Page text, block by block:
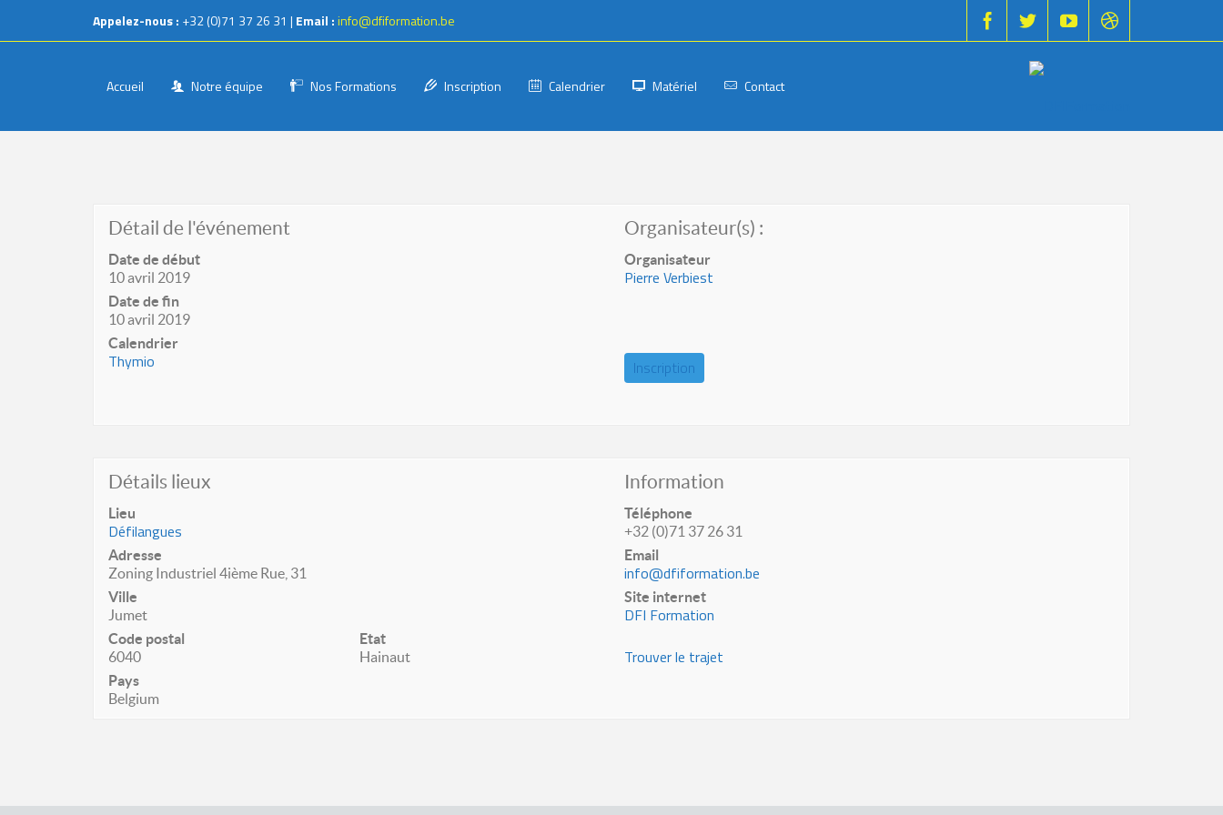
Appelez-nous : +32 (0)71 37 26 31 | Email :info@dfiformation.be
Accueil Notre équipe Nos Formations Inscription Calendrier Matériel Contact
Détail de l'événement
Date de début
10 avril 2019
Date de fin
10 avril 2019
Calendrier
Thymio
Organisateur(s) :
Organisateur
Pierre Verbiest
Inscription
Détails lieux
Lieu
Défilangues
Adresse
Zoning Industriel 4ième Rue, 31
Ville
Jumet
Code postal
6040
Etat
Hainaut
Pays
Belgium
Information
Téléphone
+32 (0)71 37 26 31
Email
info@dfiformation.be
Site internet
DFI Formation
Trouver le trajet